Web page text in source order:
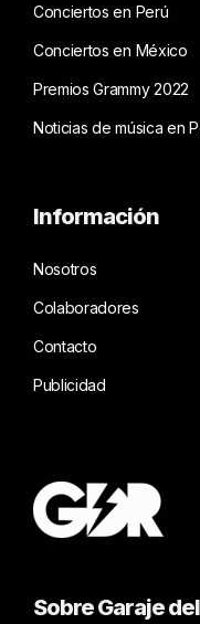
Conciertos en Perú
Conciertos en México
Premios Grammy 2022
Noticias de música en
Información
Nosotros
Colaboradores
Contacto
Publicidad
Sobre Garaje